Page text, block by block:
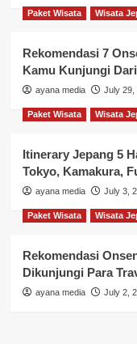
Paket Wisata Wisata
Rekomendasi 7
Kamu Kunjungi
ayana media July 29,
Paket Wisata Wisata
Itinerary Jepang 5
Tokyo, Kamakura,
ayana media July 3,
Paket Wisata Wisata
Rekomendasi
Dikunjungi Para
ayana media July 2,